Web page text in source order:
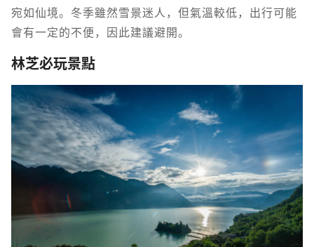
宛如仙境。冬季雖然雪景迷人，但氣溫較低，出行可能
會有一定的不便，因此建議避開。
林芝必玩景點